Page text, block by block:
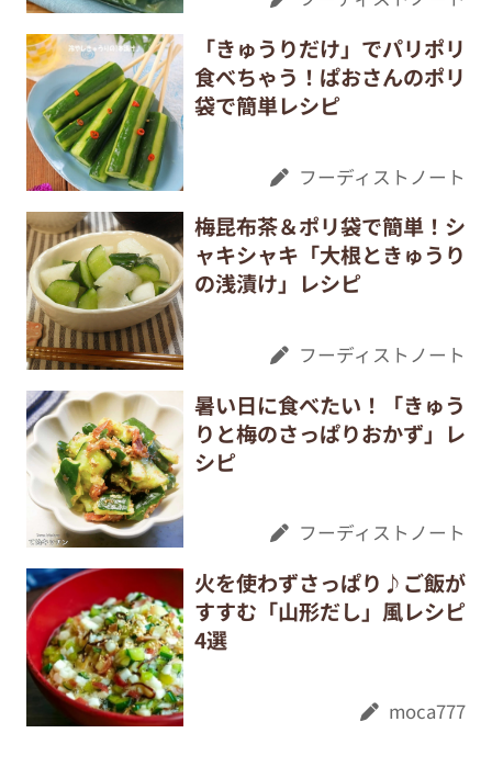
「きゅうりだけ」でパリポリ
食べちゃう！ぱおさんのポリ
袋で簡単レシピ
フーディストノート
梅昆布茶＆ポリ袋で簡単！シ
ャキシャキ「大根ときゅうり
の浅漬け」レシピ
フーディストノート
暑い日に食べたい！「きゅう
りと梅のさっぱりおかず」レ
シピ
フーディストノート
火を使わずさっぱり♪ご飯が
すすむ「山形だし」風レシピ
4選
moca777